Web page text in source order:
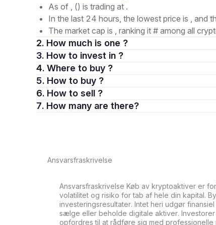
As of , () is trading at .
In the last 24 hours, the lowest price is , and
The market cap is , ranking it # among all
2. How much is one ?
3. How to invest in ?
4. Where to buy ?
5. How to buy ?
6. How to sell ?
7. How many are there?
Ansvarsfraskrivelse
Ansvarsfraskrivelse Køb av kryptoaktiver er
volatilitet og risiko for tab af hele din kapital.
investeringsresultater. Intet heri udgør
sælge eller beholde digitale aktiver.
opfordres til at rådføre sig med